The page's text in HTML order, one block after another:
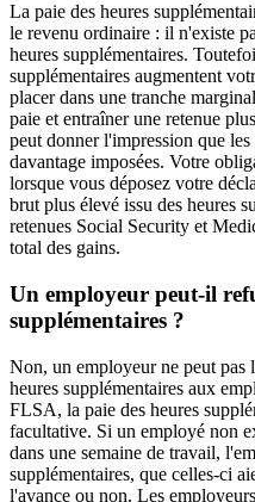
La paie des heures
le revenu ordinaire : il n'existe
heures supplémentaires.
supplémentaires augmentent
placer dans une tranche
paie et entraîner une retenue
peut donner l'impression que
davantage imposées. Votre
lorsque vous déposez votre
brut plus élevé issu des heures
retenues Social Security et
total des gains.
Un employeur peut-il
supplémentaires ?
Non, un employeur ne peut pas
heures supplémentaires aux
FLSA, la paie des heures
facultative. Si un employé non
dans une semaine de travail,
supplémentaires, que celles-ci
l'avance ou non. Les